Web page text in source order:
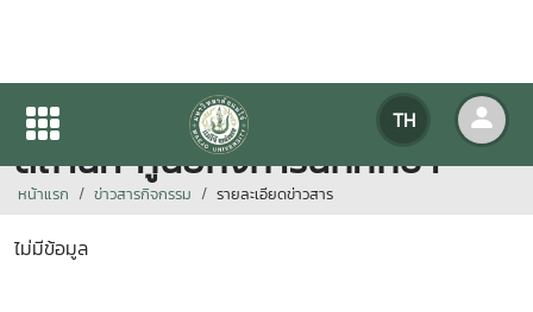
TH
ประชุมคณะกรรมการด้านอาคาร
สถานที่ ศูนย์กิจการนักศึกษา
หน้าแรก ข่าวสารกิจกรรม รายละเอียดข่าวสาร
ไม่มีข้อมูล